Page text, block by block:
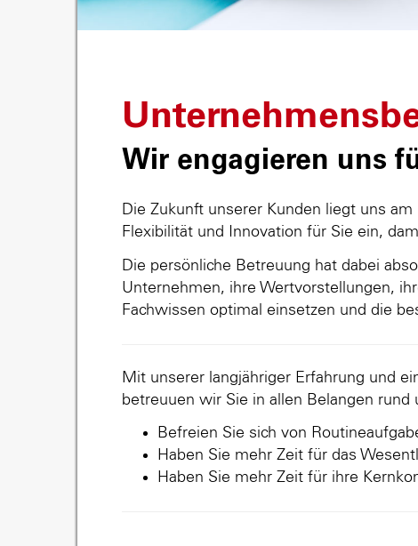
Wir engagieren uns
Die Zukunft unserer Kunden liegt uns
Flexibilität und Innovation für Sie ein,
Die persönliche Betreuung hat dabei
Unternehmen, ihre Wertvorstellungen,
Fachwissen optimal einsetzen und die
Mit unserer langjähriger Erfahrung und
betreuuen wir Sie in allen Belangen rund
Befreien Sie sich von
Haben Sie mehr Zeit für das
Haben Sie mehr Zeit für ihre